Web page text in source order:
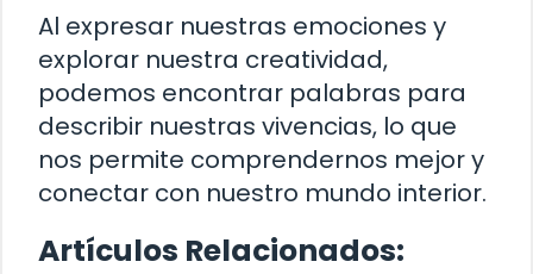
Al expresar nuestras emociones y
explorar nuestra creatividad,
podemos encontrar palabras para
describir nuestras vivencias, lo que
nos permite comprendernos mejor y
conectar con nuestro mundo interior.
Artículos Relacionados: